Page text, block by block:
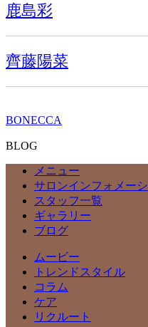
鹿島彩
齊藤陽菜
BONECCA
BLOG
メニュー
サロンインフォメー
スタッフ一覧
ギャラリー
ブログ
ムービー
トレンドスタイル
コラム
ケア
リクルート